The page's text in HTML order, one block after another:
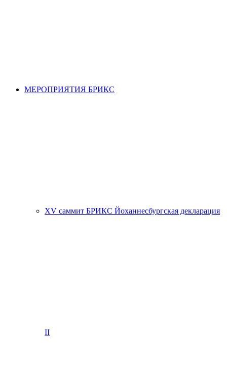
МЕРОПРИЯТИЯ БРИКС
XV саммит БРИКС Йоханнесбургская декларация
II